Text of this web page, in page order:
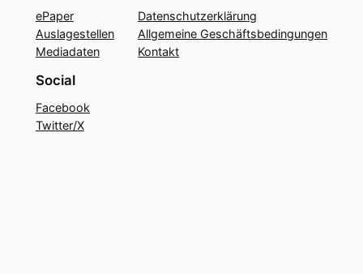
ePaper
Auslagestellen
Mediadaten
Datenschutzerklärung
Allgemeine Geschäftsbedingungen
Kontakt
Social
Facebook
Twitter/X